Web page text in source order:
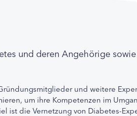
und deren Angehörige
und weitere
um ihre Kompetenzen im
ist die Vernetzung von Diabetes-